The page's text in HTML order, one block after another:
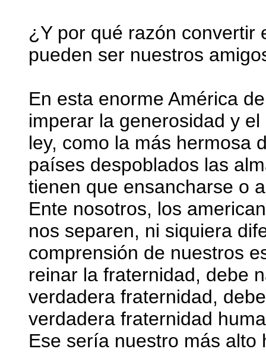
¿Y por qué razón convertir
pueden ser nuestros
En esta enorme América
imperar la generosidad y
ley, como la más hermosa
países despoblados las
tienen que ensancharse o
Ente nosotros, los
nos separen, ni siquiera
comprensión de nuestros
reinar la fraternidad, debe
verdadera fraternidad,
verdadera fraternidad
Ese sería nuestro más